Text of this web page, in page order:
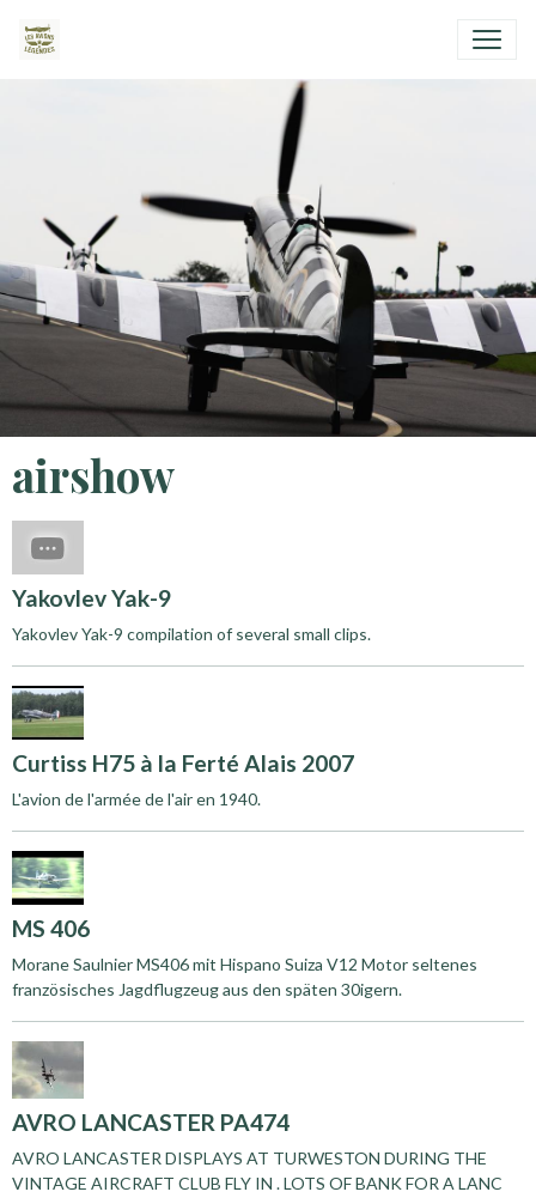
airshow
Yakovlev Yak-9
Yakovlev Yak-9 compilation of several small clips.
Curtiss H75 à la Ferté Alais 2007
L'avion de l'armée de l'air en 1940.
MS 406
Morane Saulnier MS406 mit Hispano Suiza V12 Motor seltenes
französisches Jagdflugzeug aus den späten 30igern.
AVRO LANCASTER PA474
AVRO LANCASTER DISPLAYS AT TURWESTON DURING THE
VINTAGE AIRCRAFT CLUB FLY IN . LOTS OF BANK FOR A LANC